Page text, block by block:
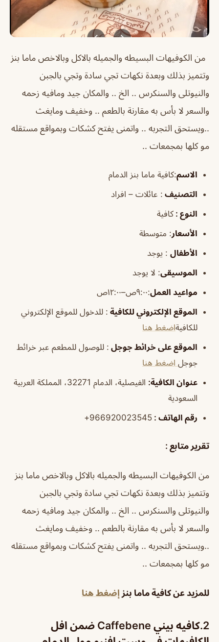
من الكوفيهات البسيطه والجميله بالاكل وبالاخص ماما بنز
وتتميز بذلك وبعدة نكهات تجي سادة وتجي بالجبن
والنيوتلى والسنكرس .. الخ .. والمكان جيد ومافيه زحمه
والسعر لا بأس به مقارنة بالطعم .. وخفيف ومايغث
..ويستحق التجربه .. واتمنى يفتح كشكات وبمواقع مستقله
مو كلها بمجمعات ..
الاسم:كافية ماما بنز الدمام
التصنيف : عائلات – افراد
النوع : كافية
الأسعار: متوسطة
الأطفال : يوجد
الموسيقى: لا يوجد
مواعيد العمل:٩:٠٠ص–١٢:٠٠ص
الموقع الإلكتروني للكافية : للدخول للموقع الإلكتروني
للكافيةاضغط هنا
الموقع على خرائط جوجل : للوصول للمطعم عبر خرائط
جوجل اضغط هنا
عنوان الكافية:
الفيصلية، الدمام 32271، المملكة العربية
السعودية
رقم الهاتف : 966920023545+
تقرير متابع :
من الكوفيهات البسيطه والجميله بالاكل وبالاخص ماما بنز
وتتميز بذلك وبعدة نكهات تجي سادة وتجي بالجبن
والنيوتلى والسنكرس .. الخ .. والمكان جيد ومافيه زحمه
والسعر لا بأس به مقارنة بالطعم .. وخفيف ومايغث
..ويستحق التجربه .. واتمنى يفتح كشكات وبمواقع مستقله
مو كلها بمجمعات ..
للمزيد عن كافية ماما بنز إضغط هنا
2.
كافيه بيني Caffebene ضمن افل